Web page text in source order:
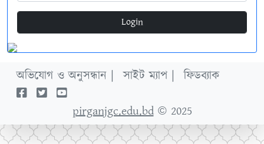
Login
অভিযোগ ও অনুসন্ধান | সাইট ম্যাপ | ফিডব্যাক
pirganjgc.edu.bd© 2025